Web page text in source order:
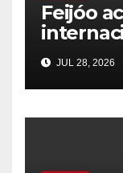
Feijóo
JUL 28, 2026